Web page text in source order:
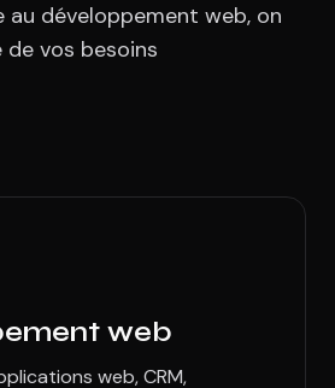
développement web, on
de vos besoins
web
web, CRM,